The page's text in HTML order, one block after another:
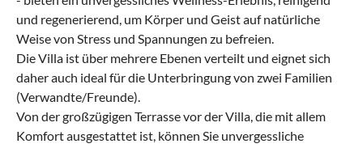
und regenerierend, um Körper und Geist auf natürliche
Weise von Stress und Spannungen zu befreien.
Die Villa ist über mehrere Ebenen verteilt und eignet sich
daher auch ideal für die Unterbringung von zwei Familien
(Verwandte/Freunde).
Von der großzügigen Terrasse vor der Villa, die mit allem
Komfort ausgestattet ist, können Sie unvergessliche